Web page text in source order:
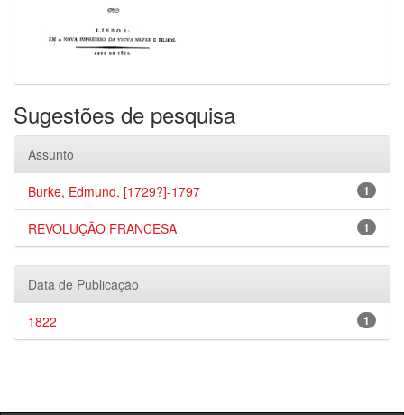
Sugestões de pesquisa
Assunto
1
Burke, Edmund, [1729?]-1797
1
REVOLUÇÃO FRANCESA
Data de Publicação
1
1822